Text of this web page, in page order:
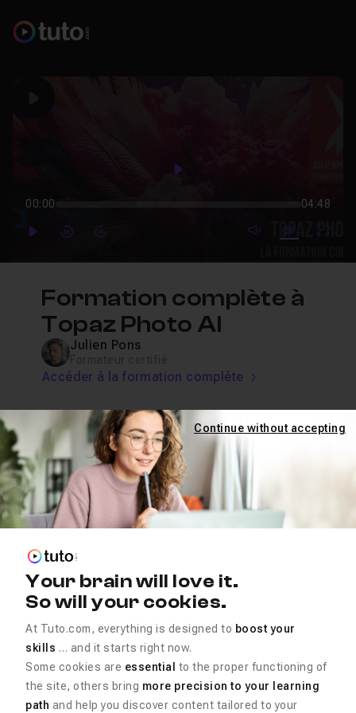
Play
00:00 04:48
PlayForwardForward mute video
Subtitles
Formation complète à
Topaz Photo AI
Julien Pons
Accéder à la formation complète